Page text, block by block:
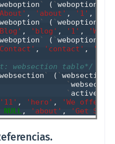
weboption` ( `
, 'about' , '1' ,
weboption` ( `
, 'blog' , '1' ,
weboption` ( `
, 'contact' , '1'
websection table*/
websection` ( `
`
` active
'11' , 'hero' ,
'We offer
NULL, 'about' , 'Get